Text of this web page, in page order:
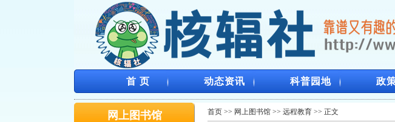
首 页 动态资讯 科普园地 政
网上图书馆 首页 >> 网上图书馆 >> 远程教育 >> 正文